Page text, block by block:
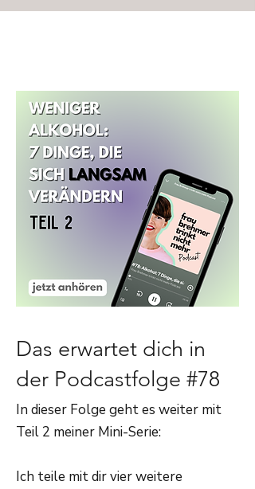
Das erwartet dich in
der Podcastfolge #78
In dieser Folge geht es weiter mit
Teil 2 meiner Mini-Serie:
Ich teile mit dir vier weitere